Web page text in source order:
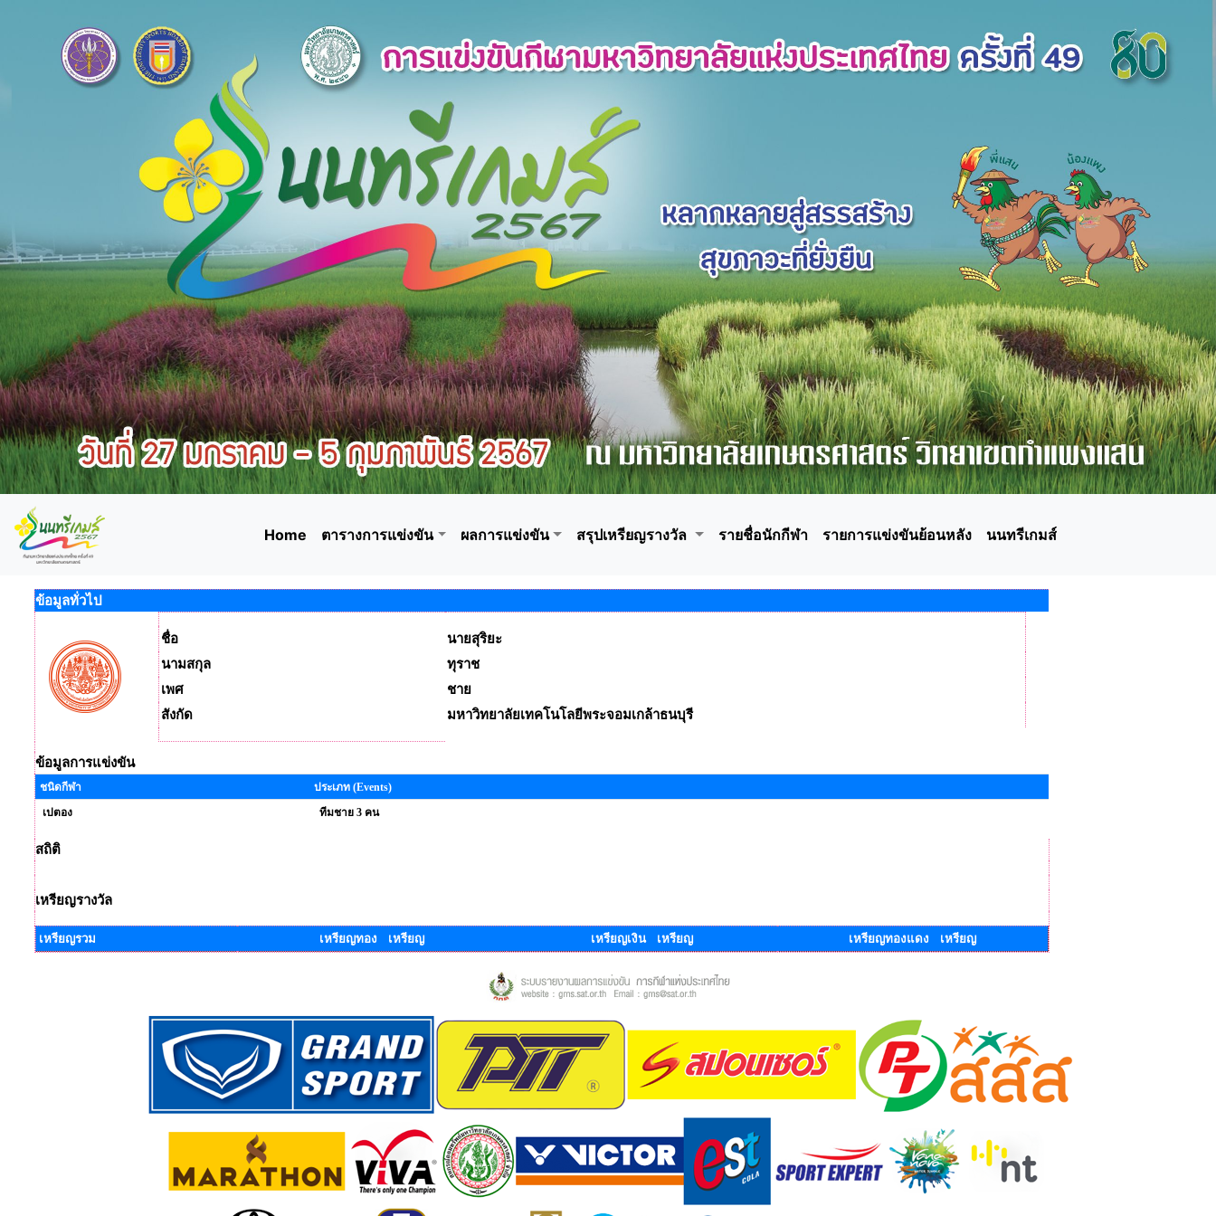
Home ตารางการแข่งขัน ผลการแข่งขัน สรุปเหรียญรางวัล รายชื่อนักกีฬา รายการแข่งขันย้อนหลัง นนทรีเกมส์
ข้อมูลทั่วไป
ชื่อ
นายสุริยะ
นามสกุล
ทุราช
เพศ
ชาย
สังกัด
มหาวิทยาลัยเทคโนโลยีพระจอมเกล้าธนบุรี
ข้อมูลการแข่งขัน
ชนิดกีฬา
ประเภท (Events)
เปตอง
ทีมชาย 3 คน
สถิติ
เหรียญรางวัล
เหรียญรวม เหรียญทอง เหรียญ เหรียญเงิน เหรียญ เหรียญทองแดง เหรียญ